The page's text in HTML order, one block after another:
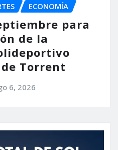
ECONOMÍA
para
de la
Torrent
6, 2026